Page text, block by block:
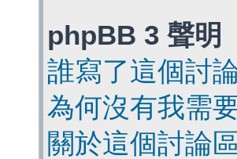
phpBB 3 聲明
誰寫了這個討
為何沒有我需
關於這個討論